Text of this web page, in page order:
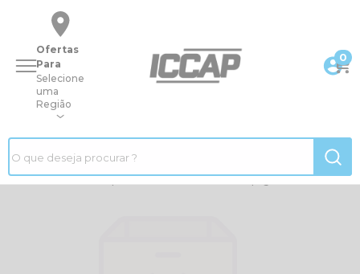
Ofertas
Para
Selecione
uma
Região
0
Resultado: 0 produtos encontrados em 0 páginas